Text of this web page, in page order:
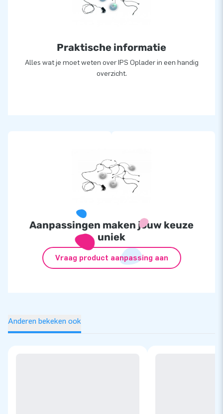
Praktische informatie
Alles wat je moet weten over IPS Oplader in een handig
overzicht.
Aanpassingen maken jouw keuze
uniek
Vraag product aanpassing aan
Anderen bekeken ook